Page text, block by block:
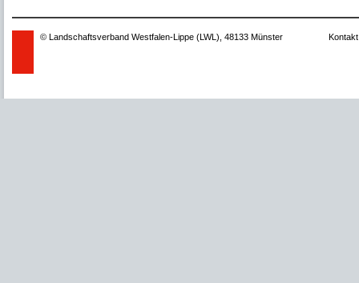
© Landschaftsverband Westfalen-Lippe (LWL), 48133 Münster Kontakt